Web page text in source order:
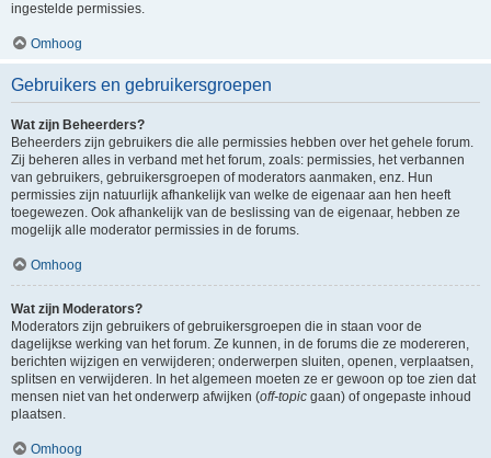
ingestelde permissies.
Omhoog
Gebruikers en gebruikersgroepen
Wat zijn Beheerders?
Beheerders zijn gebruikers die alle permissies hebben over het gehele forum.
Zij beheren alles in verband met het forum, zoals: permissies, het verbannen
van gebruikers, gebruikersgroepen of moderators aanmaken, enz. Hun
permissies zijn natuurlijk afhankelijk van welke de eigenaar aan hen heeft
toegewezen. Ook afhankelijk van de beslissing van de eigenaar, hebben ze
mogelijk alle moderator permissies in de forums.
Omhoog
Wat zijn Moderators?
Moderators zijn gebruikers of gebruikersgroepen die in staan voor de
dagelijkse werking van het forum. Ze kunnen, in de forums die ze modereren,
berichten wijzigen en verwijderen; onderwerpen sluiten, openen, verplaatsen,
splitsen en verwijderen. In het algemeen moeten ze er gewoon op toe zien dat
mensen niet van het onderwerp afwijken (off-topic gaan) of ongepaste inhoud
plaatsen.
Omhoog